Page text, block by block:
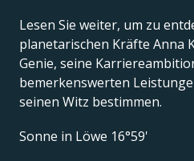
Lesen Sie weiter, um zu
planetarischen Kräfte Anna
Genie, seine
bemerkenswerten
seinen Witz bestimmen.
Sonne in Löwe 16°59'